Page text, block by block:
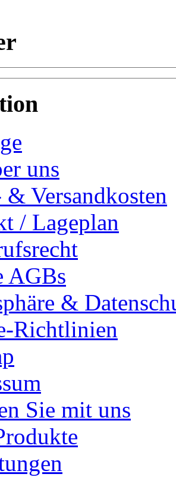
uns
Versandkosten
/ Lageplan
AGBs
&
Richtlinien
Sie mit uns